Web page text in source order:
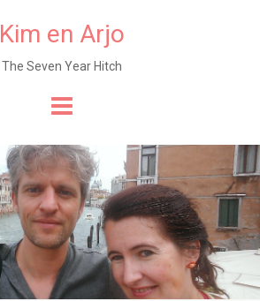
Kim en Arjo
The Seven Year Hitch